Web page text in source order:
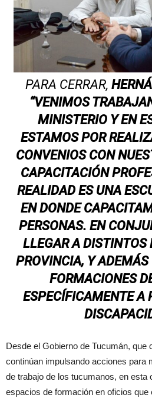
PARA CERRAR,
“VENIMOS
MINISTERIO Y EN
ESTAMOS POR
CONVENIOS CON
CAPACITACIÓN
REALIDAD ES UNA
EN DONDE
PERSONAS. EN
LLEGAR A DISTINTOS
PROVINCIA, Y
FORMACIONES
ESPECÍFICAMENTE A
Desde el Gobierno de Tucumán, que
continúan impulsando acciones para
de trabajo de los tucumanos, en esta
espacios de formación en oficios que